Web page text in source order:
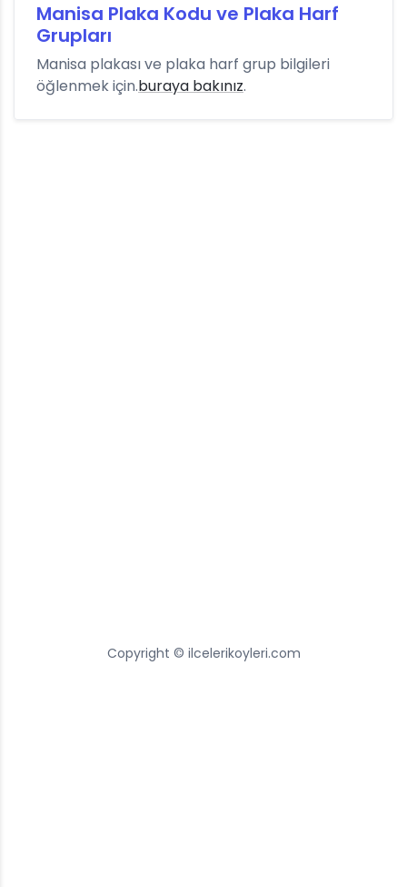
Manisa Plaka Kodu ve Plaka Harf
Grupları
Manisa plakası ve plaka harf grup bilgileri
öğlenmek için.buraya bakınız.
Copyright © ilcelerikoyleri.com